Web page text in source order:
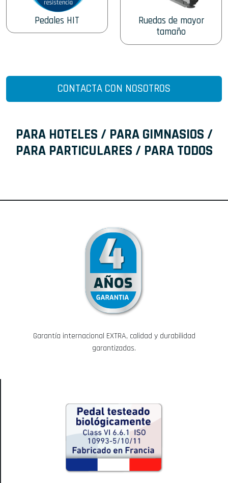
Pedales HIT
Ruedas de mayor
tamaño
CONTACTA CON NOSOTROS
PARA HOTELES / PARA GIMNASIOS /
PARA PARTICULARES / PARA TODOS
Garantía internacional EXTRA, calidad y durabilidad
garantizadas.